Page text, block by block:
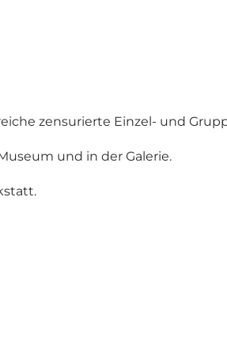
zensurierte Einzel- und
und in der Galerie.